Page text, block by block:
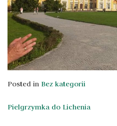
Posted in Bez kategorii
Nawigacja
Pielgrzymka do Lichenia